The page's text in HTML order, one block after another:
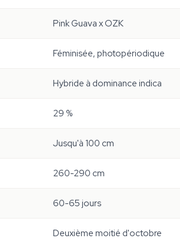
Pink Guava x OZK
Féminisée, photopériodique
Hybride à dominance indica
29 %
Jusqu'à 100 cm
260-290 cm
60-65 jours
Deuxième moitié d'octobre